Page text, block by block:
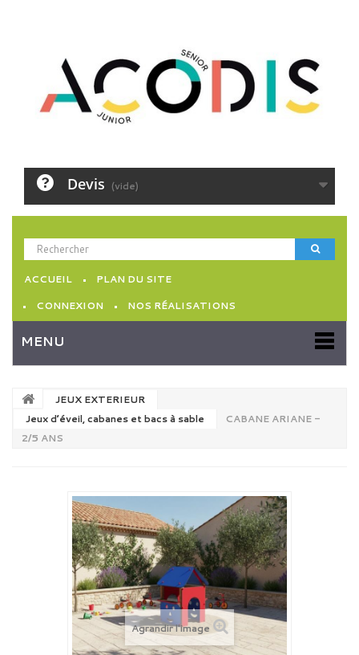
Devis (vide)
ACCUEIL
PLAN DU SITE
CONNEXION
NOS RÉALISATIONS
MENU
JEUX EXTERIEUR
Jeux d’éveil, cabanes et bacs à sable
CABANE ARIANE -
2/5 ANS
Agrandir l'image